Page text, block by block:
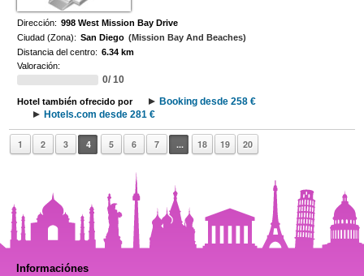
Dirección: 998 West Mission Bay Drive
Ciudad (Zona): San Diego (Mission Bay And Beaches)
Distancia del centro: 6.34 km
Valoración:
0/ 10
Hotel también ofrecido por
Booking desde 258 €
Hotels.com desde 281 €
1 2 3 4 5 6 7 ... 18 19 20
Informaciónes